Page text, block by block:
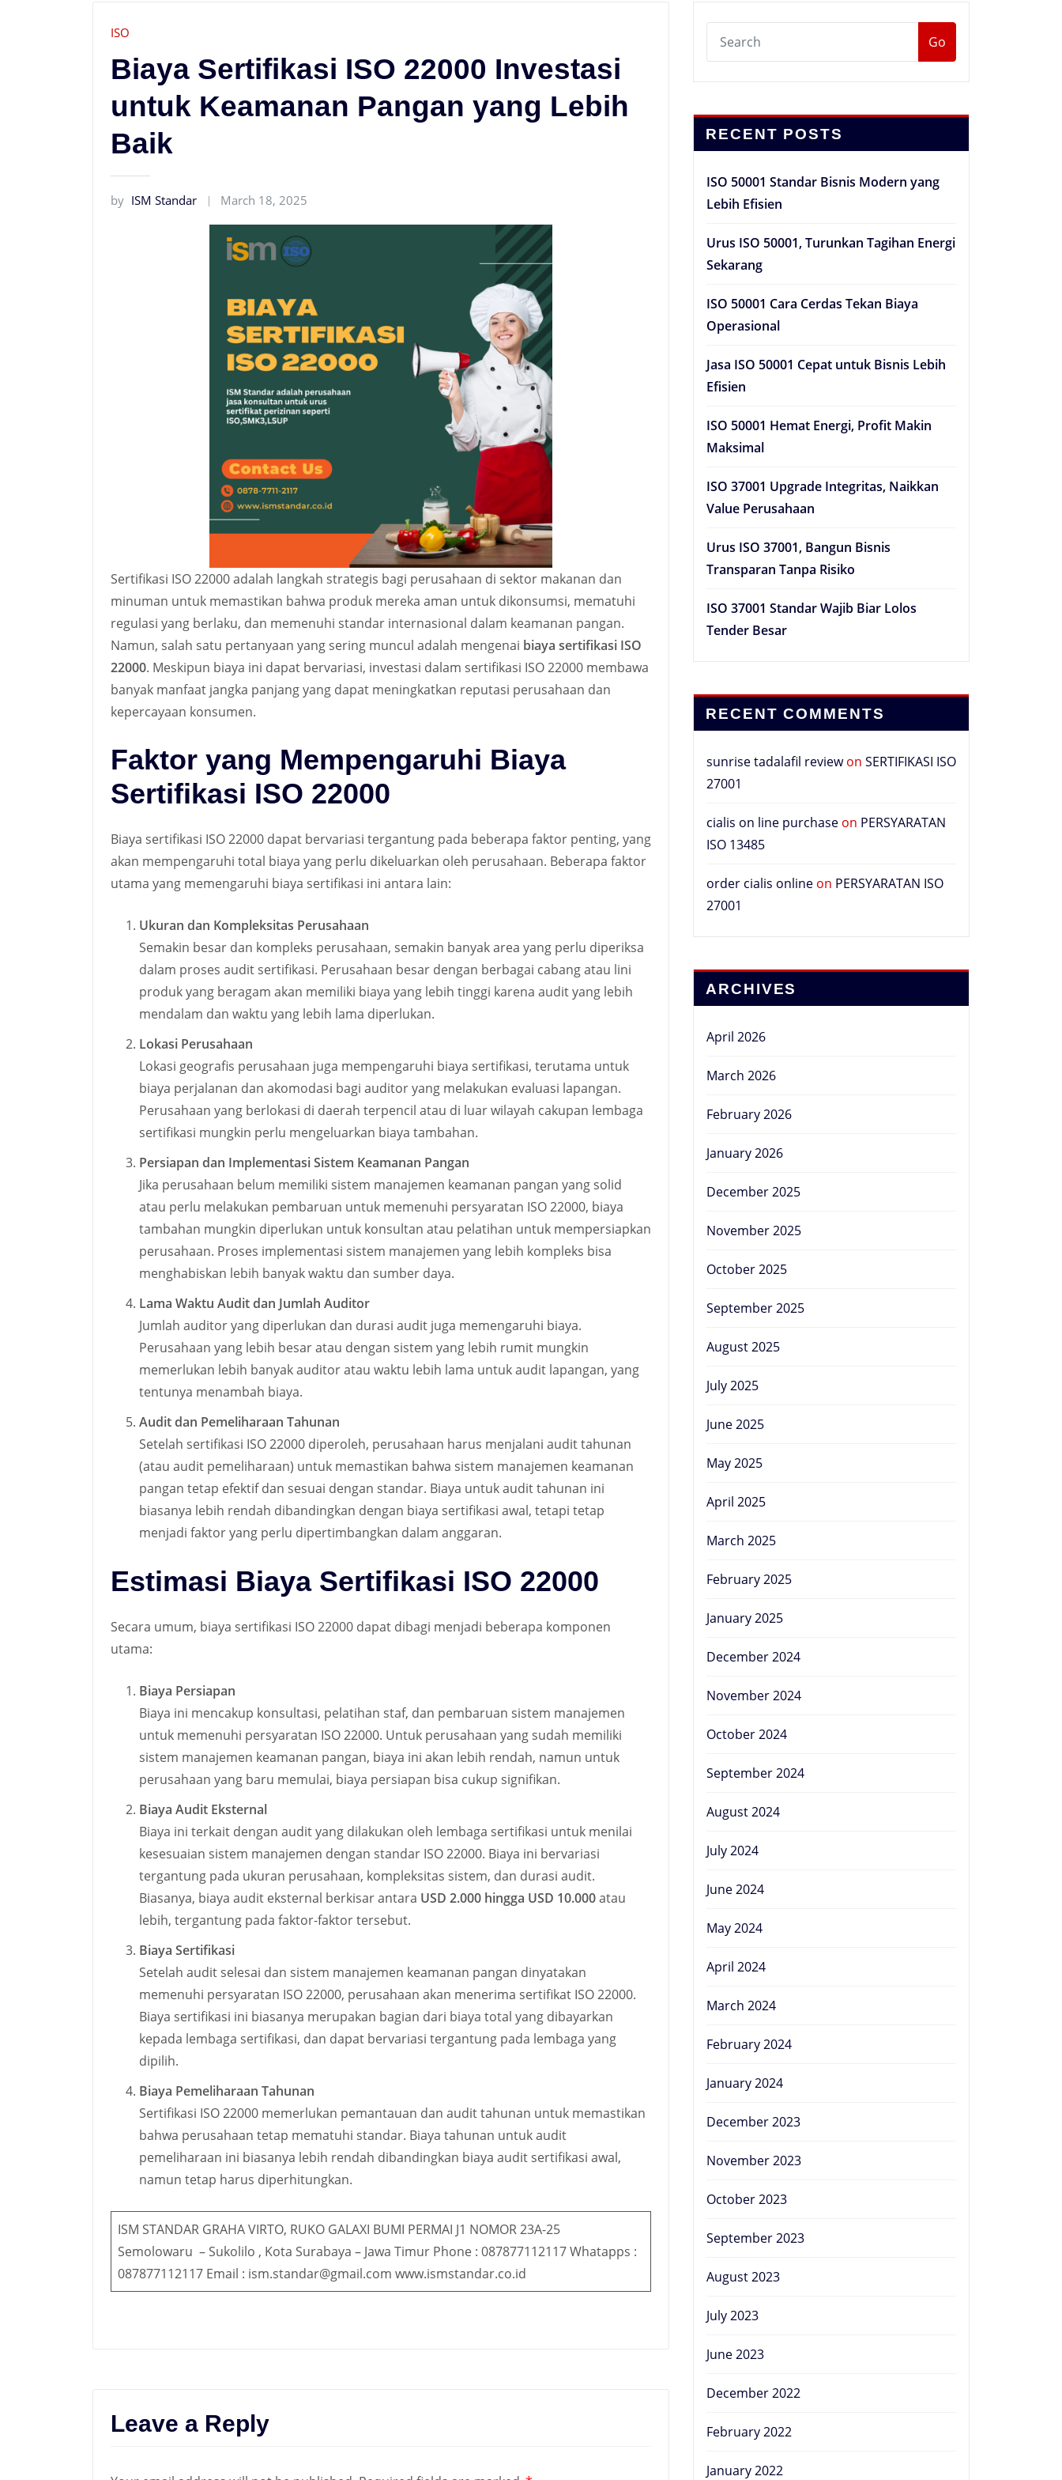
ISO
Biaya Sertifikasi ISO 22000 Investasi
untuk Keamanan Pangan yang Lebih
Baik
by ISM Standar March 18, 2025
Sertifikasi ISO 22000 adalah langkah strategis bagi perusahaan di sektor makanan dan
minuman untuk memastikan bahwa produk mereka aman untuk dikonsumsi, mematuhi
regulasi yang berlaku, dan memenuhi standar internasional dalam keamanan pangan.
Namun, salah satu pertanyaan yang sering muncul adalah mengenai biaya sertifikasi ISO
22000. Meskipun biaya ini dapat bervariasi, investasi dalam sertifikasi ISO 22000 membawa
banyak manfaat jangka panjang yang dapat meningkatkan reputasi perusahaan dan
kepercayaan konsumen.
Faktor yang Mempengaruhi Biaya
Sertifikasi ISO 22000
Biaya sertifikasi ISO 22000 dapat bervariasi tergantung pada beberapa faktor penting, yang
akan mempengaruhi total biaya yang perlu dikeluarkan oleh perusahaan. Beberapa faktor
utama yang memengaruhi biaya sertifikasi ini antara lain:
Ukuran dan Kompleksitas Perusahaan
Semakin besar dan kompleks perusahaan, semakin banyak area yang perlu diperiksa
dalam proses audit sertifikasi. Perusahaan besar dengan berbagai cabang atau lini
produk yang beragam akan memiliki biaya yang lebih tinggi karena audit yang lebih
mendalam dan waktu yang lebih lama diperlukan.
Lokasi Perusahaan
Lokasi geografis perusahaan juga mempengaruhi biaya sertifikasi, terutama untuk
biaya perjalanan dan akomodasi bagi auditor yang melakukan evaluasi lapangan.
Perusahaan yang berlokasi di daerah terpencil atau di luar wilayah cakupan lembaga
sertifikasi mungkin perlu mengeluarkan biaya tambahan.
Persiapan dan Implementasi Sistem Keamanan Pangan
Jika perusahaan belum memiliki sistem manajemen keamanan pangan yang solid
atau perlu melakukan pembaruan untuk memenuhi persyaratan ISO 22000, biaya
tambahan mungkin diperlukan untuk konsultan atau pelatihan untuk mempersiapkan
perusahaan. Proses implementasi sistem manajemen yang lebih kompleks bisa
menghabiskan lebih banyak waktu dan sumber daya.
Lama Waktu Audit dan Jumlah Auditor
Jumlah auditor yang diperlukan dan durasi audit juga memengaruhi biaya.
Perusahaan yang lebih besar atau dengan sistem yang lebih rumit mungkin
memerlukan lebih banyak auditor atau waktu lebih lama untuk audit lapangan, yang
tentunya menambah biaya.
Audit dan Pemeliharaan Tahunan
Setelah sertifikasi ISO 22000 diperoleh, perusahaan harus menjalani audit tahunan
(atau audit pemeliharaan) untuk memastikan bahwa sistem manajemen keamanan
pangan tetap efektif dan sesuai dengan standar. Biaya untuk audit tahunan ini
biasanya lebih rendah dibandingkan dengan biaya sertifikasi awal, tetapi tetap
menjadi faktor yang perlu dipertimbangkan dalam anggaran.
Estimasi Biaya Sertifikasi ISO 22000
Secara umum, biaya sertifikasi ISO 22000 dapat dibagi menjadi beberapa komponen
utama:
Biaya Persiapan
Biaya ini mencakup konsultasi, pelatihan staf, dan pembaruan sistem manajemen
untuk memenuhi persyaratan ISO 22000. Untuk perusahaan yang sudah memiliki
sistem manajemen keamanan pangan, biaya ini akan lebih rendah, namun untuk
perusahaan yang baru memulai, biaya persiapan bisa cukup signifikan.
Biaya Audit Eksternal
Biaya ini terkait dengan audit yang dilakukan oleh lembaga sertifikasi untuk menilai
kesesuaian sistem manajemen dengan standar ISO 22000. Biaya ini bervariasi
tergantung pada ukuran perusahaan, kompleksitas sistem, dan durasi audit.
Biasanya, biaya audit eksternal berkisar antara USD 2.000 hingga USD 10.000atau
lebih, tergantung pada faktor-faktor tersebut.
Biaya Sertifikasi
Setelah audit selesai dan sistem manajemen keamanan pangan dinyatakan
memenuhi persyaratan ISO 22000, perusahaan akan menerima sertifikat ISO 22000.
Biaya sertifikasi ini biasanya merupakan bagian dari biaya total yang dibayarkan
kepada lembaga sertifikasi, dan dapat bervariasi tergantung pada lembaga yang
dipilih.
Biaya Pemeliharaan Tahunan
Sertifikasi ISO 22000 memerlukan pemantauan dan audit tahunan untuk memastikan
bahwa perusahaan tetap mematuhi standar. Biaya tahunan untuk audit
pemeliharaan ini biasanya lebih rendah dibandingkan biaya audit sertifikasi awal,
namun tetap harus diperhitungkan.
ISM STANDAR GRAHA VIRTO, RUKO GALAXI BUMI PERMAI J1 NOMOR 23A-25
Semolowaru – Sukolilo , Kota Surabaya – Jawa Timur Phone : 087877112117 Whatapps :
087877112117 Email : ism.standar@gmail.com www.ismstandar.co.id
Leave a Reply
Go
RECENT POSTS
ISO 50001 Standar Bisnis Modern yang
Lebih Efisien
Urus ISO 50001, Turunkan Tagihan Energi
Sekarang
ISO 50001 Cara Cerdas Tekan Biaya
Operasional
Jasa ISO 50001 Cepat untuk Bisnis Lebih
Efisien
ISO 50001 Hemat Energi, Profit Makin
Maksimal
ISO 37001 Upgrade Integritas, Naikkan
Value Perusahaan
Urus ISO 37001, Bangun Bisnis
Transparan Tanpa Risiko
ISO 37001 Standar Wajib Biar Lolos
Tender Besar
RECENT COMMENTS
sunrise tadalafil reviewon SERTIFIKASI ISO
27001
cialis on line purchase on PERSYARATAN
ISO 13485
order cialis online on PERSYARATAN ISO
27001
ARCHIVES
April 2026
March 2026
February 2026
January 2026
December 2025
November 2025
October 2025
September 2025
August 2025
July 2025
June 2025
May 2025
April 2025
March 2025
February 2025
January 2025
December 2024
November 2024
October 2024
September 2024
August 2024
July 2024
June 2024
May 2024
April 2024
March 2024
February 2024
January 2024
December 2023
November 2023
October 2023
September 2023
August 2023
July 2023
June 2023
December 2022
February 2022
January 2022